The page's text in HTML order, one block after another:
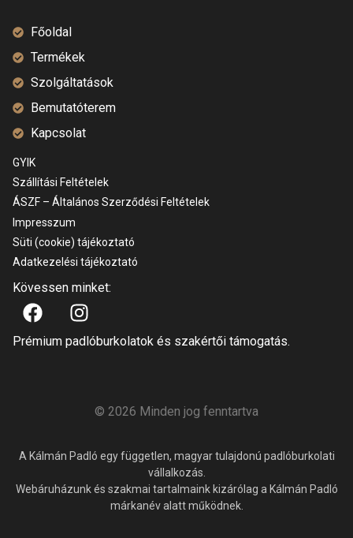
Főoldal
Termékek
Szolgáltatások
Bemutatóterem
Kapcsolat
GYIK
Szállítási Feltételek
ÁSZF – Általános Szerződési Feltételek
Impresszum
Süti (cookie) tájékoztató
Adatkezelési tájékoztató
Kövessen minket:
Prémium padlóburkolatok és szakértői támogatás.
© 2026 Minden jog fenntartva
A Kálmán Padló egy független, magyar tulajdonú padlóburkolati
vállalkozás.
Webáruházunk és szakmai tartalmaink kizárólag a Kálmán Padló
márkanév alatt működnek.